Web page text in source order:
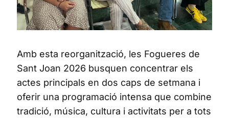
Amb esta reorganització, les Fogueres de
Sant Joan 2026 busquen concentrar els
actes principals en dos caps de setmana i
oferir una programació intensa que combine
tradició, música, cultura i activitats per a tots